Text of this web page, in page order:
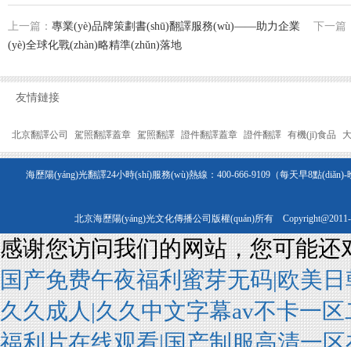
上一篇： 專業(yè)品牌策劃書(shū)翻譯服務(wù)——助力企業
(yè)全球化戰(zhàn)略精準(zhǔn)落地
下一篇
友情鏈接
北京翻譯公司 駕照翻譯蓋章 駕照翻譯 證件翻譯蓋章 證件翻譯 有機(jī)食品
海歷陽(yáng)光翻譯24小時(shí)服務(wù)熱線：400-666-9109（每天早8點
北京海歷陽(yáng)光文化傳播公司版權(quán)所有
感谢您访问我们的网站，您可能还
国产免费午夜福利蜜芽无码|欧美
久久成人|久久中文字幕av不卡一